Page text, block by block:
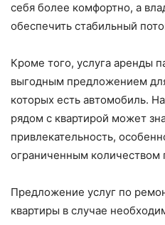
себя более комфортно, а
обеспечить стабильный
Кроме того, услуга аренды
выгодным предложением
которых есть автомобиль.
рядом с квартирой может
привлекательность,
ограниченным количеством
Предложение услуг по
квартиры в случае